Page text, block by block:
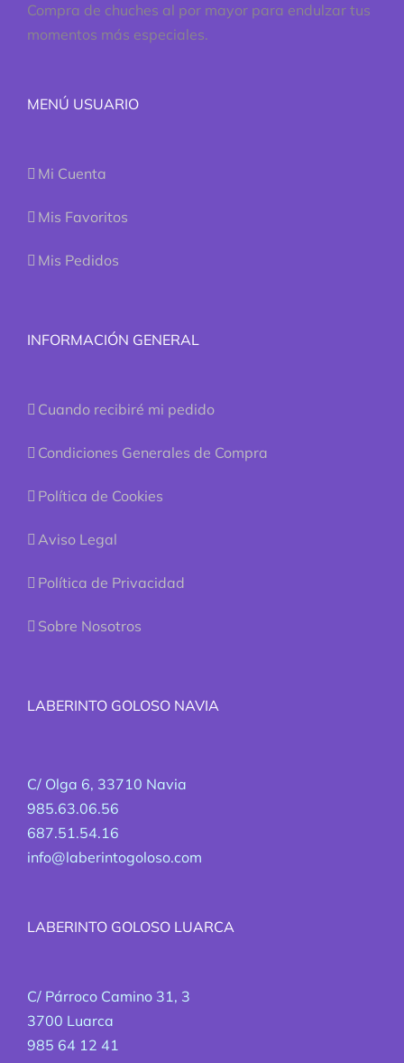
Compra de chuches al por mayor para endulzar tus
momentos más especiales.
MENÚ USUARIO
Mi Cuenta
Mis Favoritos
Mis Pedidos
INFORMACIÓN GENERAL
Cuando recibiré mi pedido
Condiciones Generales de Compra
Política de Cookies
Aviso Legal
Política de Privacidad
Sobre Nosotros
LABERINTO GOLOSO NAVIA
C/ Olga 6, 33710 Navia
985.63.06.56
687.51.54.16
info@laberintogoloso.com
LABERINTO GOLOSO LUARCA
C/ Párroco Camino 31, 3
3700 Luarca
985 64 12 41